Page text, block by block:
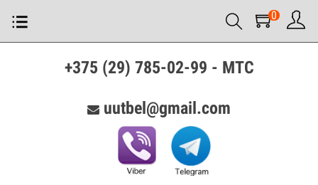
0
+375 (29) 785-02-99 - МТС
uutbel@gmail.com